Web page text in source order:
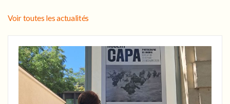
Voir toutes les actualités